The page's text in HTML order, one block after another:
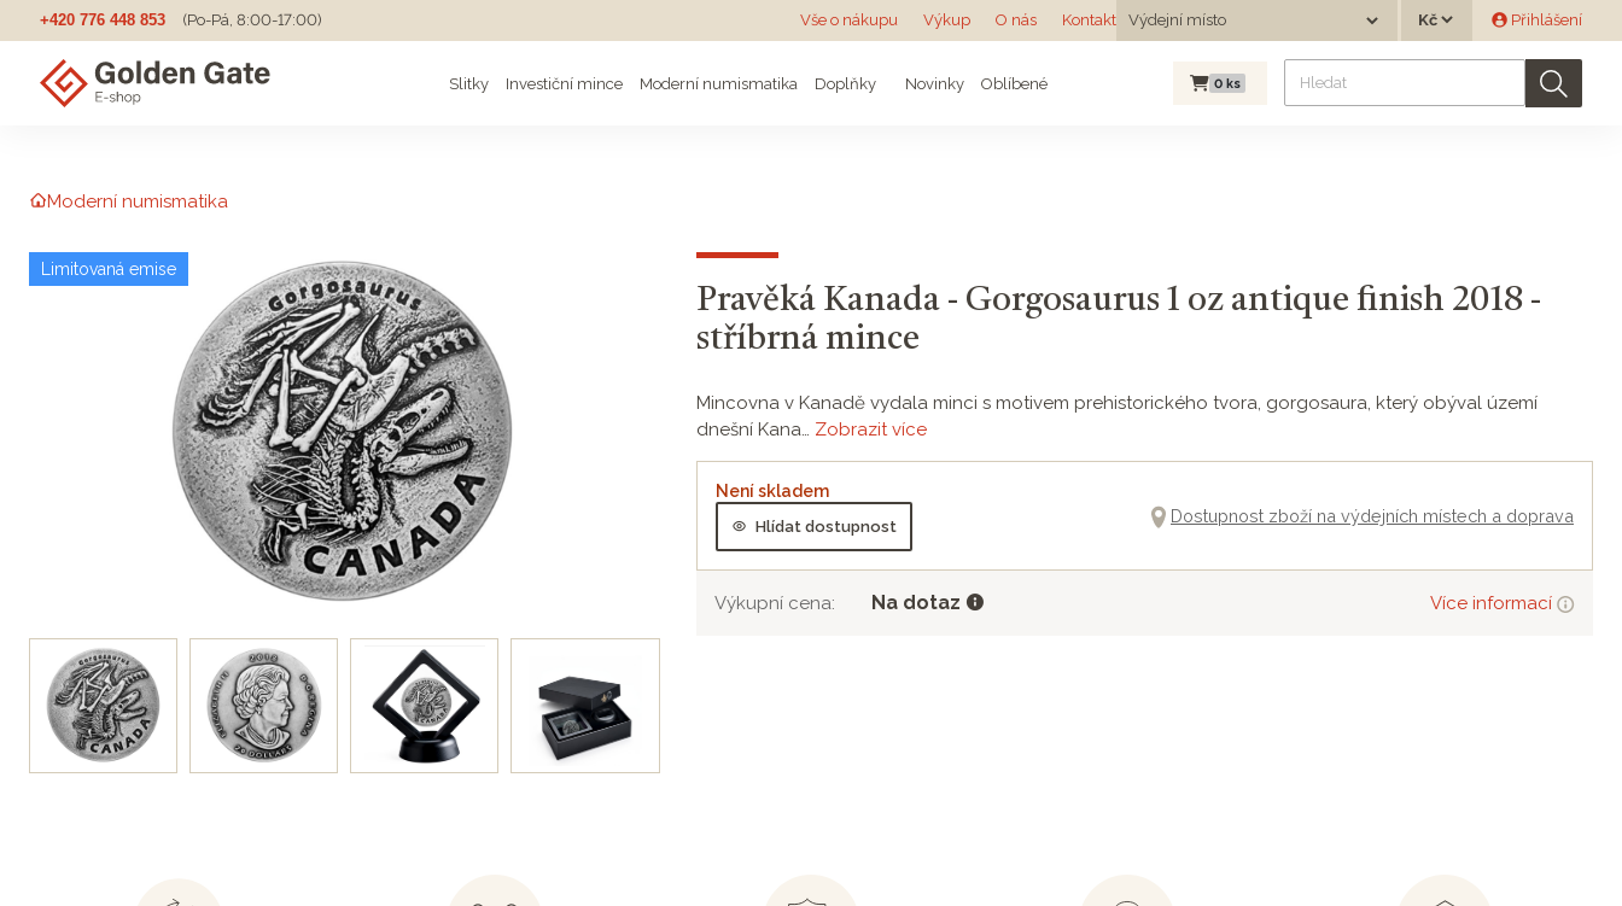
+420 776 448 853 (Po-Pá, 8:00-17:00) Vše o nákupu Výkup O nás Kontakt Výdejní místo
Výdejní místo
Měna Přihlášení
Slitky Investiční mince Moderní numismatika Doplňky Novinky Oblíbené 0 ks
Moderní numismatika
Limitovaná emise
Pravěká Kanada - Gorgosaurus 1 oz antique finish 2018 -
stříbrná mince
Mincovna v Kanadě vydala minci s motivem prehistorického tvora, gorgosaura, který obýval území
dnešní Kana… Zobrazit více
Není skladem
Hlídat dostupnost
Dostupnost zboží na výdejních místech a doprava
Výkupní cena: Na dotaz Více informací